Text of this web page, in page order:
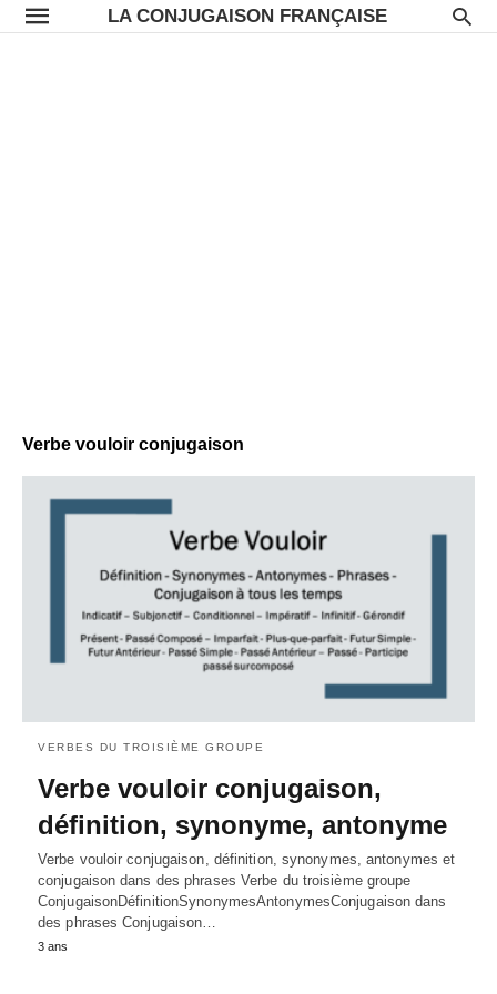
LA CONJUGAISON FRANÇAISE
Verbe vouloir conjugaison
VERBES DU TROISIÈME GROUPE
Verbe vouloir conjugaison,
définition, synonyme, antonyme
Verbe vouloir conjugaison, définition, synonymes, antonymes et
conjugaison dans des phrases Verbe du troisième groupe
ConjugaisonDéfinitionSynonymesAntonymesConjugaison dans
des phrases Conjugaison…
3 ans